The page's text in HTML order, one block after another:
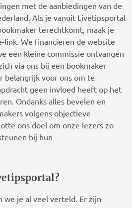
met de aanbiedingen van de
Als je vanuit Livetipsportal
terechtkomt, maak je
We financieren de website
een kleine commissie ontvangen
via ons bij een bookmaker
belangrijk voor ons om te
geen invloed heeft op het
Ondanks alles bevelen en
volgens objectieve
ons doel om onze lezers zo
bij hun
we je al veel verteld. Er zijn